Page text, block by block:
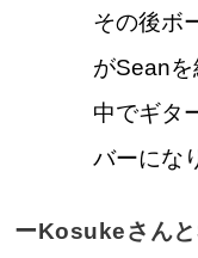
その後ボ
がSeanを
中でギタ
バーにな
ーKosukeさん